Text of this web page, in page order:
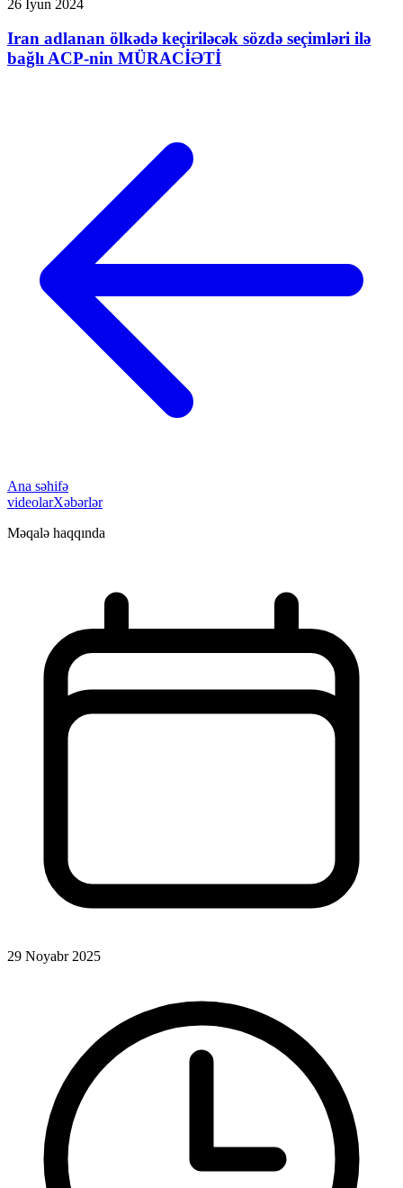
26 İyun 2024
Iran adlanan ölkədə keçiriləcək sözdə seçimləri ilə
bağlı ACP-nin MÜRACİƏTİ
Ana səhifə
videolarXəbərlər
Məqalə haqqında
29 Noyabr 2025